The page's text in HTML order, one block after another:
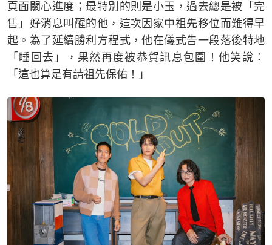
頁面關心進度；最特別的則是小玉，過去總是被「完
售」好消息叫醒的他，這次因家中祖先移位而難得早
起。為了延續勝利方程式，他在儀式告一段落後特地
「睡回去」，果然再度被恭賀訊息包圍！他笑說：
「這也算是有請祖先保佑！」